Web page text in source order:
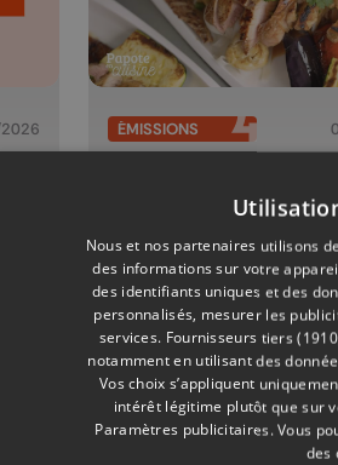
ÉMISSIONS
Tripick avec
Delhaize et
Dufrais
Nous et nos partenaires utilisons
des informations sur votre
des identifiants uniques et des
personnalisés, mesurer les
services. Fournisseurs tiers
notamment en utilisant des
Vos choix s’appliquent
intérêt légitime plutôt que sur
Paramètres publicitaires. Vous
des